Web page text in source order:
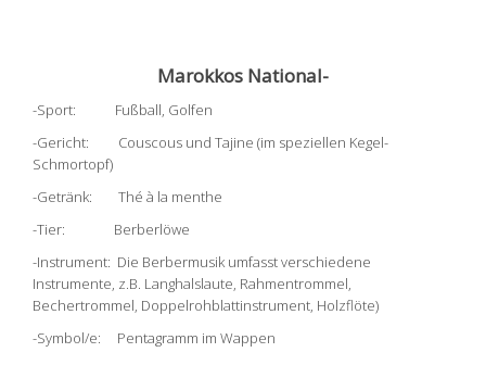
Marokkos National-
-Sport: Fußball, Golfen
-Gericht: Couscous und Tajine (im speziellen Kegel-
Schmortopf)
-Getränk: Thé à la menthe
-Tier: Berberlöwe
-Instrument: Die Berbermusik umfasst verschiedene
Instrumente, z.B. Langhalslaute, Rahmentrommel,
Bechertrommel, Doppelrohblattinstrument, Holzflöte)
-Symbol/e: Pentagramm im Wappen